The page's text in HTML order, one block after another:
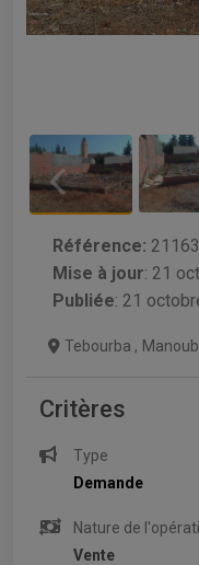
Référence:
Mise à jour: 21
Publiée: 21
Tebourba ,
Critères
Type
Demande
Nature de
Vente